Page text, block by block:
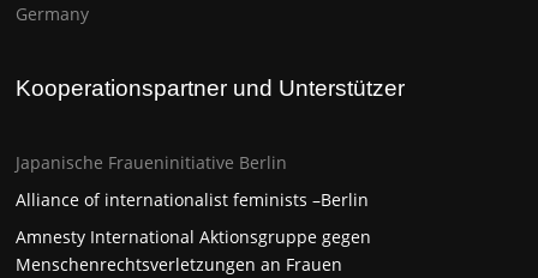
Germany
Kooperationspartner und Unterstützer
Japanische Fraueninitiative Berlin
Alliance of internationalist feminists –Berlin
Amnesty International Aktionsgruppe gegen
Menschenrechtsverletzungen an Frauen